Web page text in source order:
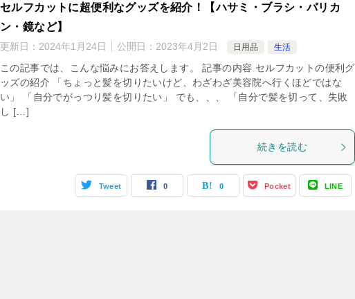
セルフカットに超便利なグッズを紹介！【ハサミ・ブラシ・バリカ
ン・鏡など】
更新日： 2024年1月24日 公開日： 2023年4月2日 日用品 生活
この記事では、こんな悩みにお答えします。 記事の内容 セルフカットの便利グ
ッズの紹介 「ちょっと髪を切りたいけど、わざわざ美容院へ行くほどではな
い」 「自分でがっつり髪を切りたい」 でも、、、 「自分で髪を切って、失敗
し […]
続きを読む
Tweet 0 0 Pocket LINE